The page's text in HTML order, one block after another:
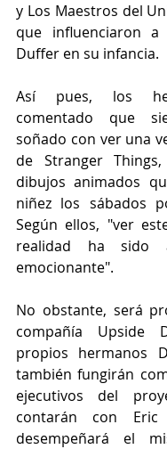
y Los Maestros del
que influenciaron a
Duffer en su infancia.
Así pues, los
comentado que
soñado con ver una
de Stranger
dibujos animados
niñez los sábados
Según ellos, "ver
realidad ha sido
emocionante".
No obstante, será
compañía Upside
propios hermanos
también fungirán
ejecutivos del
contarán con Eric
desempeñará el